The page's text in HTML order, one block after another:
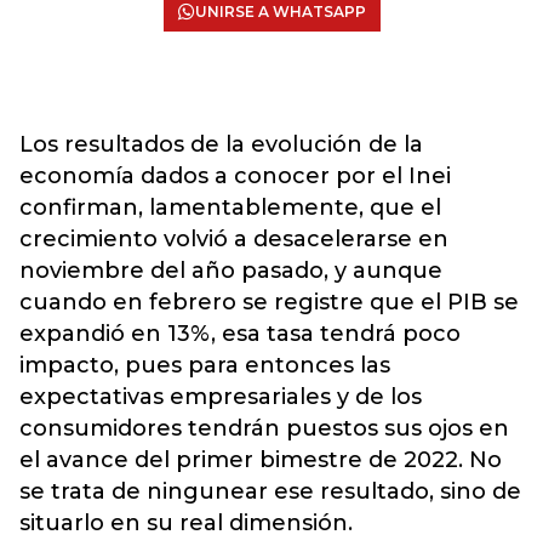
UNIRSE A WHATSAPP
Los resultados de la evolución de la
economía dados a conocer por el Inei
confirman, lamentablemente, que el
crecimiento volvió a desacelerarse en
noviembre del año pasado, y aunque
cuando en febrero se registre que el PIB se
expandió en 13%, esa tasa tendrá poco
impacto, pues para entonces las
expectativas empresariales y de los
consumidores tendrán puestos sus ojos en
el avance del primer bimestre de 2022. No
se trata de ningunear ese resultado, sino de
situarlo en su real dimensión.